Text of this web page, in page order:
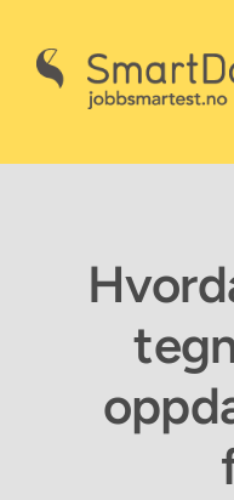
content
Kontakt SmartDok